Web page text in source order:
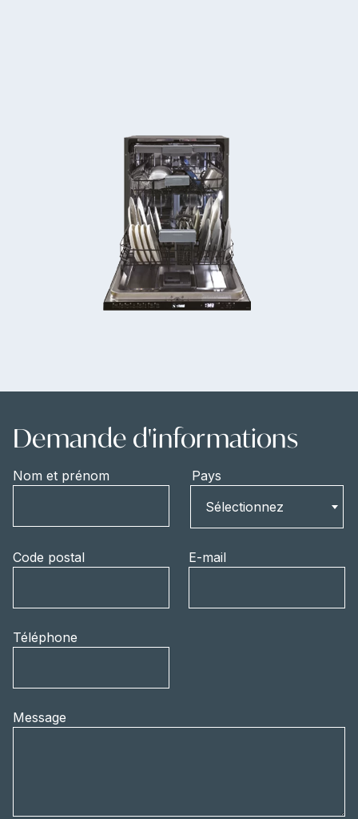
Demande d'informations
Nom et prénom
Pays
Sélectionnez
Code postal E-mail
Téléphone
Message